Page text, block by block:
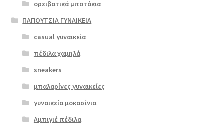
ορειβατικά μποτάκια
ΠΑΠΟΥΤΣΙΑ ΓΥΝΑΙΚΕΙΑ
casual γυναικεία
πέδιλα χαμηλά
sneakers
μπαλαρίνες γυναικείες
γυναικεία μοκασίνια
Αμπιγιέ πέδιλα